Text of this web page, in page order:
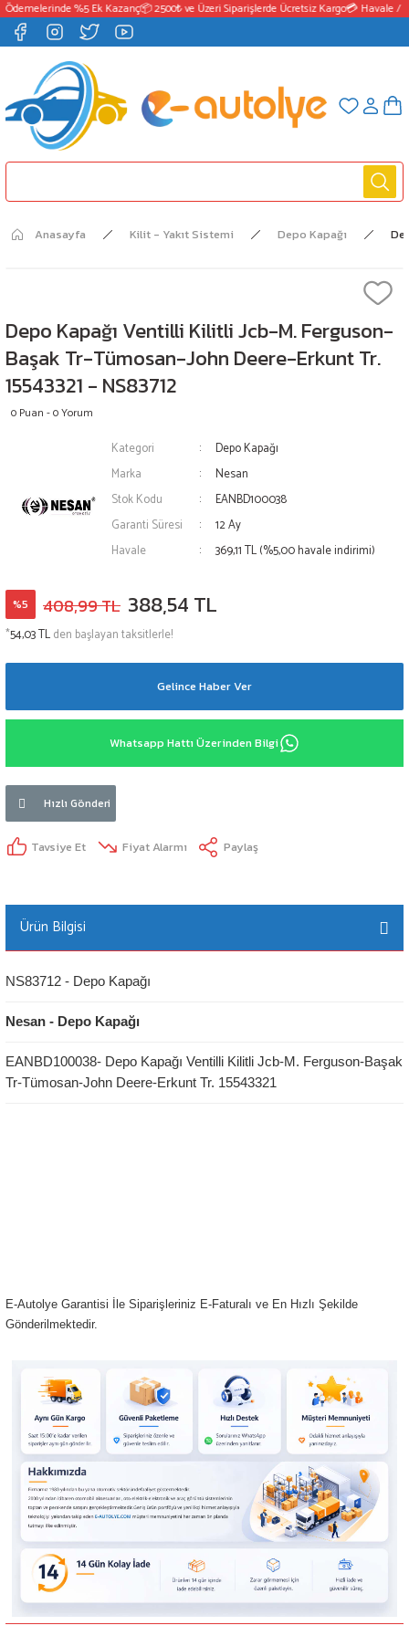
%5 Ek Kazanç📦 2500₺ ve Üzeri Siparişlerde Ücretsiz Kargo💳 Havale /
Anasayfa Kilit - Yakıt Sistemi Depo Kapağı
Depo Kapağı Ventilli Kilitli Jcb-M. Ferguson-
Başak Tr-Tümosan-John Deere-Erkunt Tr.
15543321 - NS83712
0 Puan - 0 Yorum
Kategori
Depo Kapağı
Marka
Nesan
Stok Kodu
EANBD100038
Garanti Süresi
12 Ay
Havale
369,11 TL (%5,00 havale indirimi)
%5 408,99 TL 388,54 TL
*54,03 TLden başlayan taksitlerle!
Gelince Haber Ver
Whatsapp Hattı Üzerinden Bilgi
Hızlı Gönderi
Tavsiye Et Fiyat Alarmı Paylaş
Ürün Bilgisi
NS83712 - Depo Kapağı
Nesan - Depo Kapağı
EANBD100038- Depo Kapağı Ventilli Kilitli Jcb-M. Ferguson-Başak
Tr-Tümosan-John Deere-Erkunt Tr. 15543321
E-Autolye Garantisi İle Siparişleriniz E-Faturalı ve En Hızlı Şekilde
Gönderilmektedir.